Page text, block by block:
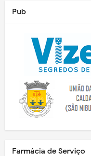
Pub
Farmácia de Serviço